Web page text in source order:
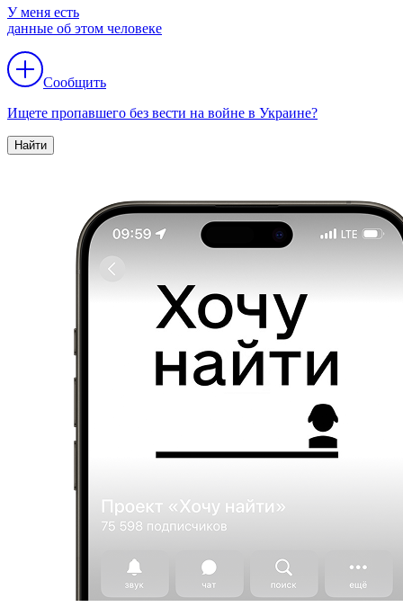
У меня есть
данные об этом человеке
Сообщить
Ищете пропавшего без вести на войне в Украине?
Найти